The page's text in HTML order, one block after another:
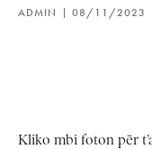
ADMIN 08/11/2023
Kliko mbi foton për